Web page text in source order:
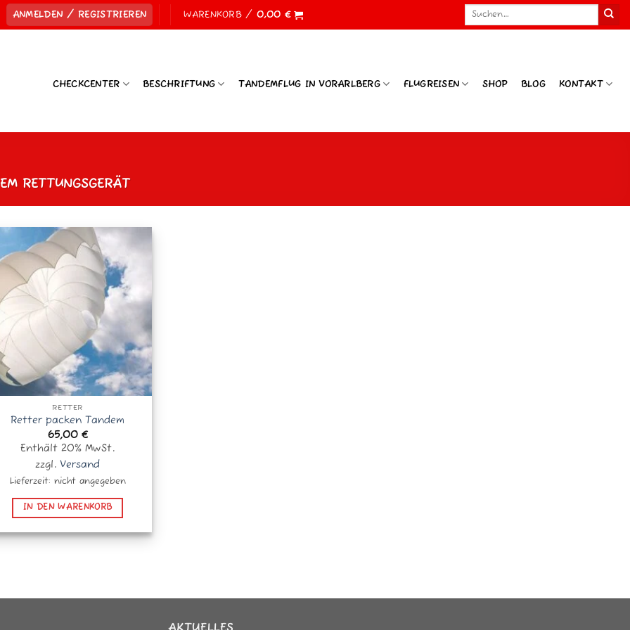
ANMELDEN / REGISTRIEREN WARENKORB / 0,00 €
Suchen
CHECKCENTER BESCHRIFTUNG TANDEMFLUG IN VORARLBERG FLUGREISEN SHOP BLOG KONTAKT
RETTUNGSGERÄT
RETTER
Retter packen Tandem
65,00 €
Enthält 20% MwSt.
zzgl.Versand
Lieferzeit: nicht angegeben
IN DEN WARENKORB